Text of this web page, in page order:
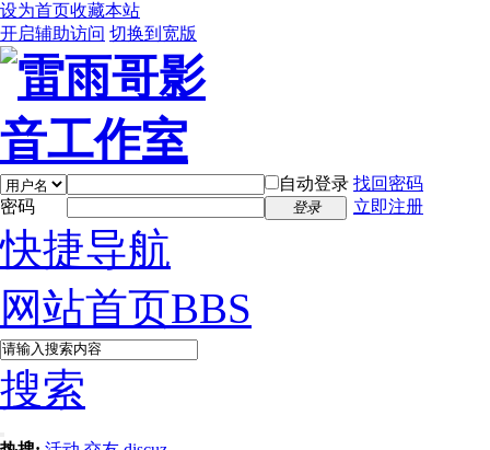
设为首页收藏本站
开启辅助访问 切换到宽版
自动登录 找回密码
密码
登录 立即注册
快捷导航
网站首页BBS
搜索